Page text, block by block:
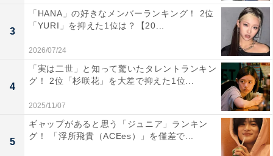
3
「HANA」の好きなメンバーランキング！ 2位
「YURI」を抑えた1位は？【20...
2026/07/24
4
「実は二世」と知って驚いたタレントランキン
グ！ 2位「杉咲花」を大差で抑えた1位...
2025/11/07
5
ギャップがあると思う「ジュニア」ランキン
グ！ 「浮所飛貴（ACEes）」を僅差で...